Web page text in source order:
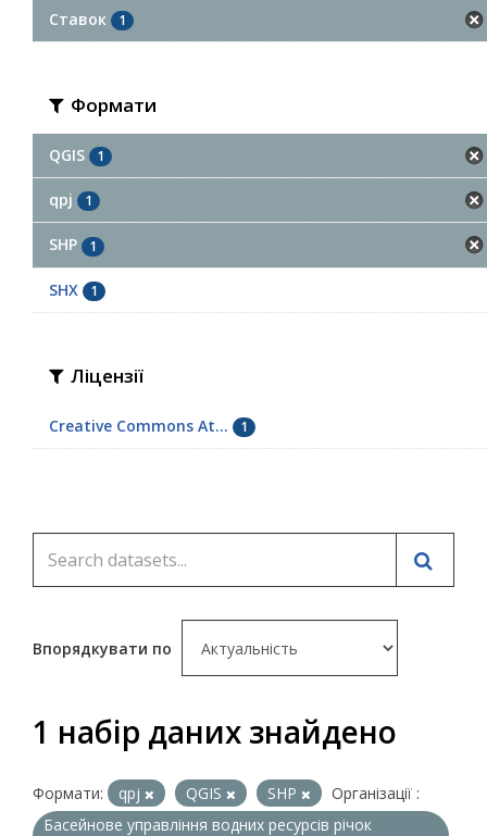
Ставок 1
Формати
QGIS 1
qpj 1
SHP 1
SHX 1
Ліцензії
Creative Commons At... 1
Впорядкувати по
1 набір даних знайдено
Формати: qpj QGIS SHP
Організації :
Басейнове управління водних ресурсів річок